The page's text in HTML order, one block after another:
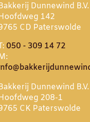
Dunnewind B.V.
142
CD Paterswolde
050 - 309 14 72
Dunnewind B.V.
208-1
CK Paterswolde